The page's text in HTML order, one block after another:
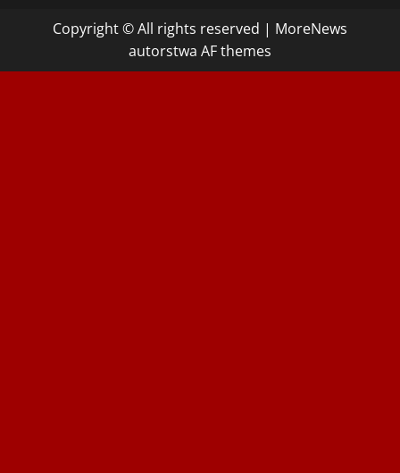
Copyright © All rights reserved | MoreNews
autorstwa AF themes